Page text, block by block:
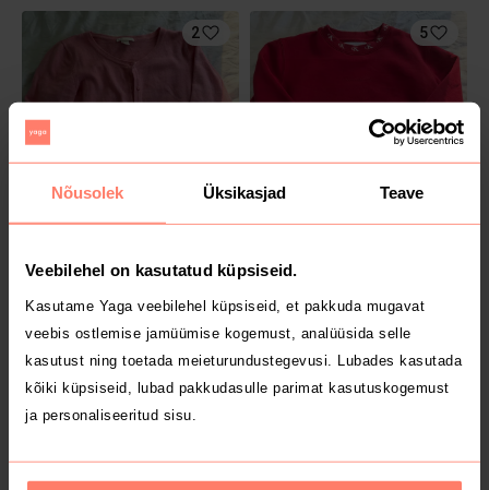
Nõusolek Üksikasjad Teave
Veebilehel on kasutatud küpsiseid.
Kasutame Yaga veebilehel küpsiseid, et pakkuda mugavat
veebis ostlemise jamüümise kogemust, analüüsida selle
kasutust ning toetada meieturundustegevusi. Lubades kasutada
kõiki küpsiseid, lubad pakkudasulle parimat kasutuskogemust
ja personaliseeritud sisu.
2
H&M
5
Calvin Klein
2